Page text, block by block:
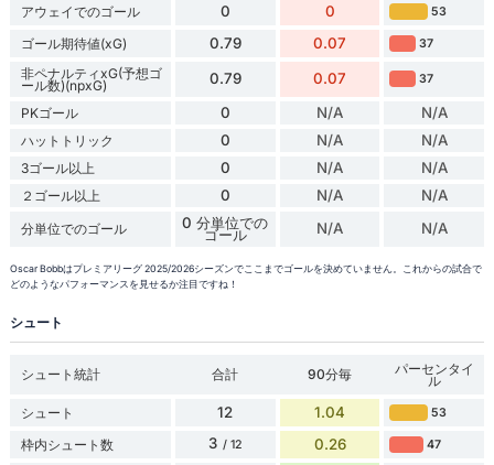
アウェイでのゴール 0 0 53
ゴール期待値(xG) 0.79 0.07 37
非ペナルティxG(予想ゴ
ール数)(npxG) 0.79 0.07 37
PKゴール 0 N/A N/A
ハットトリック 0 N/A N/A
3ゴール以上 0 N/A N/A
２ゴール以上 0 N/A N/A
分単位でのゴール 0 分単位での
ゴール N/A N/A
Oscar Bobbはプレミアリーグ 2025/2026シーズンでここまでゴールを決めていません。これからの試合で
どのようなパフォーマンスを見せるか注目ですね！
シュート
シュート統計 合計 90分毎 パーセンタイ
ル
シュート
12 1.04 53
枠内シュート数 3 / 12 0.26 47